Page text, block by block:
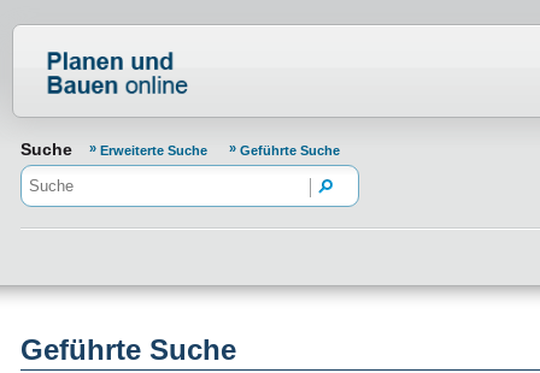
Suche Erweiterte Suche Geführte Suche
Geführte Suche